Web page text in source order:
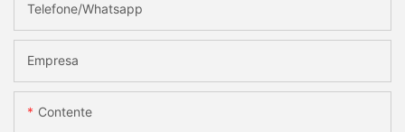
Telefone/whatsapp
Empresa
Contente